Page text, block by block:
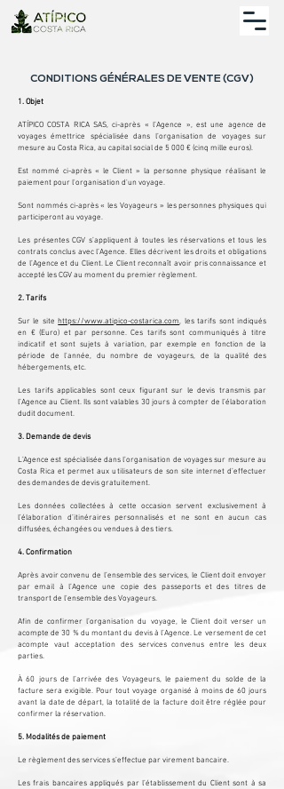
CONDITIONS GÉNÉRALES DE VENTE (CGV)
1. Objet
ATÍPICO COSTA RICA SAS, ci-après « l’Agence », est une agence de
voyages émettrice spécialisée dans l’organisation de voyages sur
mesure au Costa Rica, au capital social de 5 000 € (cinq mille euros).
Est nommé ci-après « le Client » la personne physique réalisant le
paiement pour l'organisation d'un voyage.
Sont nommés ci-après « les Voyageurs » les personnes physiques qui
participeront au voyage.
Les présentes CGV s’appliquent à toutes les réservations et tous les
contrats conclus avec l’Agence. Elles décrivent les droits et obligations
de l’Agence et du Client. Le Client reconnaît avoir pris connaissance et
accepté les CGV au moment du premier règlement.​
2. Tarifs
Sur le sitehttps://www.atipico-costarica.com, les tarifs sont indiqués
en € (Euro) et par personne. Ces tarifs sont communiqués à titre
indicatif et sont sujets à variation, par exemple en fonction de la
période de l'année, du nombre de voyageurs, de la qualité des
hébergements, etc.
Les tarifs applicables sont ceux figurant sur le devis transmis par
l’Agence au Client. Ils sont valables 30 jours à compter de l’élaboration
dudit document.​
3. Demande de devis
L’Agence est spécialisée dans l’organisation de voyages sur mesure au
Costa Rica et permet aux utilisateurs de son site internet d’effectuer
des demandes de devis gratuitement.
Les données collectées à cette occasion servent exclusivement à
l’élaboration d’itinéraires personnalisés et ne sont en aucun cas
diffusées, échangées ou vendues à des tiers.
4. Confirmation
Après avoir convenu de l’ensemble des services, le Client doit envoyer
par email à l’Agence une copie des passeports et des titres de
transport de l'ensemble des Voyageurs.
Afin de confirmer l’organisation du voyage, le Client doit verser un
acompte de 30 % du montant du devis à l’Agence. Le versement de cet
acompte vaut acceptation des services convenus entre les deux
parties.
À 60 jours de l’arrivée des Voyageurs, le paiement du solde de la
facture sera exigible. Pour tout voyage organisé à moins de 60 jours
avant la date de départ, la totalité de la facture doit être réglée pour
confirmer la réservation.​
5. Modalités de paiement
Le règlement des services s’effectue par virement bancaire.
​Les frais bancaires appliqués par l’établissement du Client sont à sa